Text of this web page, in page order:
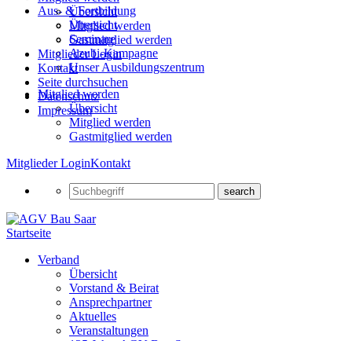
Übersicht
Mitglied werden
Gastmitglied werden
Mitglieder Login
Kontakt
Seite durchsuchen
Datenschutz
Impressum
Aus- & Fortbildung
Übersicht
Seminare
Azubi-Kampagne
Unser Ausbildungszentrum
Mitglied werden
Übersicht
Mitglied werden
Gastmitglied werden
Mitglieder LoginKontakt
Startseite
Verband
Übersicht
Vorstand & Beirat
Ansprechpartner
Aktuelles
Veranstaltungen